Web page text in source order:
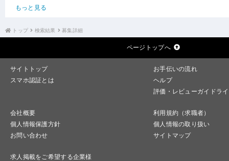
もっと見る
トップ 検索結果 募集詳細
ページトップへ
サイトトップ
お手伝いの流れ
スマホ認証とは
ヘルプ
評価・レビューガイドラ
会社概要
利用規約（求職者）
個人情報保護方針
個人情報の取り扱い
お問い合わせ
サイトマップ
求人掲載をご希望する企業様